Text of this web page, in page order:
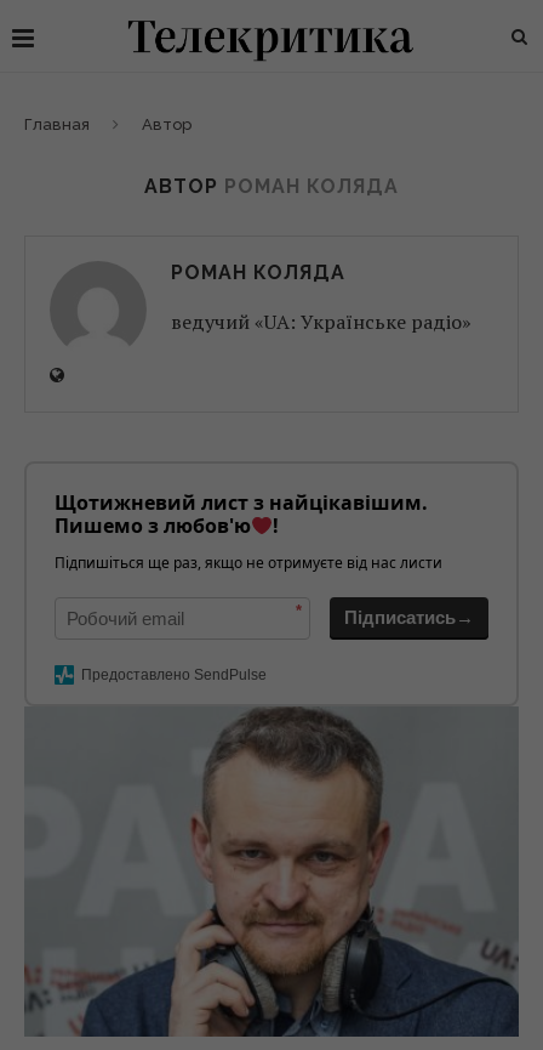
Главная Автор
АВТОР РОМАН КОЛЯДА
РОМАН КОЛЯДА
ведучий «UA: Українське радіо»
Щотижневий лист з найцікавішим.
Пишемо з любов'ю
!
Підпишіться ще раз, якщо не отримуєте від нас листи
* Підписатись→
Предоставлено SendPulse